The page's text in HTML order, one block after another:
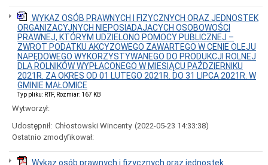
15
października
2023
Rada
Miejska
Ogłoszenia
Struktura
Rady
Miejskiej
Kompetencje
Sesje
Miejskiej
WYKAZ OSÓB PRAWNYCH I FIZYCZNYCH ORAZ JEDNOSTEK
ORGANIZACYJNYCH NIEPOSIADAJACYCH OSOBOWOŚCI
PRAWNEJ, KTÓRYM UDZIELONO POMOCY PUBLICZNEJ –
ZWROT PODATKU AKCYZOWEGO ZAWARTEGO W CENIE OLEJU
NAPĘDOWEGO WYKORZYSTYWANEGO DO PRODUKCJI ROLNEJ
DLA ROLNIKÓW WYPŁACONEGO W MIESIĄCU PAŹDZIERNIKU
2021R. ZA OKRES OD 01 LUTEGO 2021R. DO 31 LIPCA 2021R. W
GMINIE MAŁOMICE
Typ pliku: RTF, Rozmiar: 167 KB
Wytworzył:
Udostępnił: Chłostowski Wincenty (2022-05-23 14:33:38)
Ostatnio zmodyfikował:
Wykaz osób prawnych i fizycznych oraz jednostek